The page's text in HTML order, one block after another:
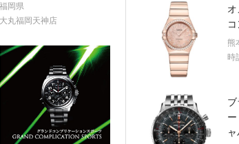
福岡県
大丸福岡天神店
熊
時